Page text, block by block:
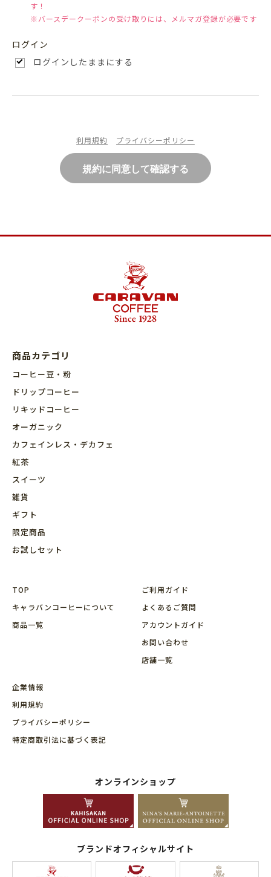
す！
※バースデークーポンの受け取りには、メルマガ登録が必要です
ログイン
ログインしたままにする
利用規約 プライバシーポリシー
商品カテゴリ
コーヒー豆・粉
ドリップコーヒー
リキッドコーヒー
オーガニック
カフェインレス・デカフェ
紅茶
スイーツ
雑貨
ギフト
限定商品
お試しセット
TOP
キャラバンコーヒーについて
商品⼀覧
ご利用ガイド
よくあるご質問
アカウントガイド
お問い合わせ
店舗⼀覧
企業情報
利用規約
プライバシーポリシー
特定商取引法に基づく表記
オンラインショップ
ブランドオフィシャルサイト